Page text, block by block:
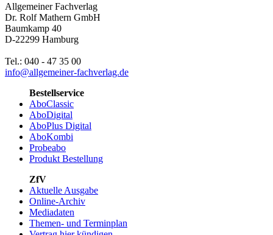
Allgemeiner Fachverlag
Dr. Rolf Mathern GmbH
Baumkamp 40
D-22299 Hamburg
Tel.: 040 - 47 35 00
info@allgemeiner-fachverlag.de
Bestellservice
AboClassic
AboDigital
AboPlus Digital
AboKombi
Probeabo
Produkt Bestellung
ZfV
Aktuelle Ausgabe
Online-Archiv
Mediadaten
Themen- und Terminplan